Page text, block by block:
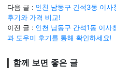
다음 글 : 인천 남동구 간석3동 이
후기와 가격 비교!
이전 글 : 인천 남동구 간석1동 이사
과 도우미 후기를 통해 확인하세요!
함께 보면 좋은 글